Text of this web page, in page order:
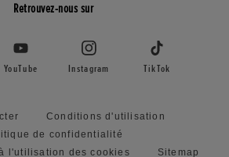
Retrouvez-nous sur
YouTube Instagram TikTok
Conditions d'utilisation
de confidentialité
l'utilisation des cookies
Sitemap